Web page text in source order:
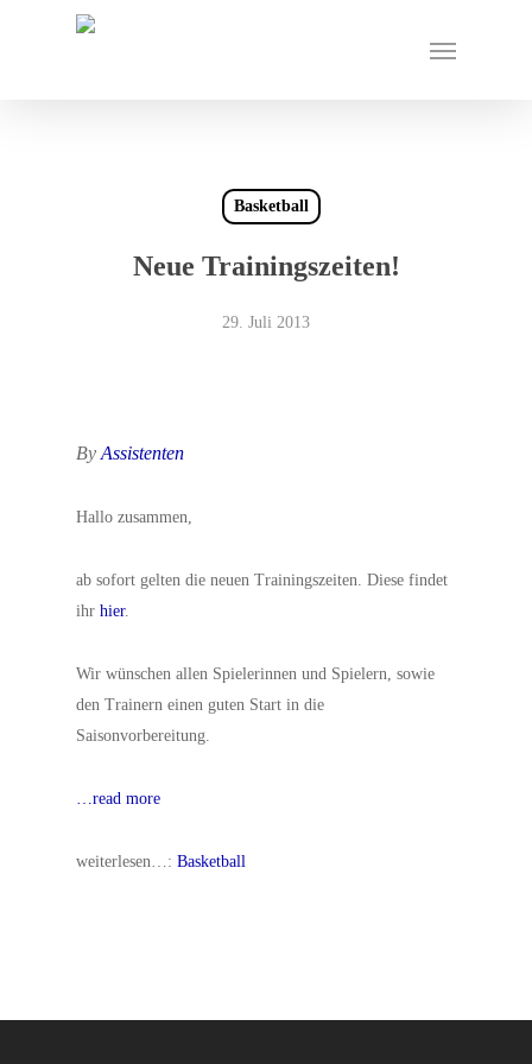
Menu
Basketball
Neue Trainingszeiten!
29. Juli 2013
By Assistenten
Hallo zusammen,
ab sofort gelten die neuen Trainingszeiten. Diese findet
ihr hier.
Wir wünschen allen Spielerinnen und Spielern, sowie
den Trainern einen guten Start in die
Saisonvorbereitung.
…read more
weiterlesen…: Basketball